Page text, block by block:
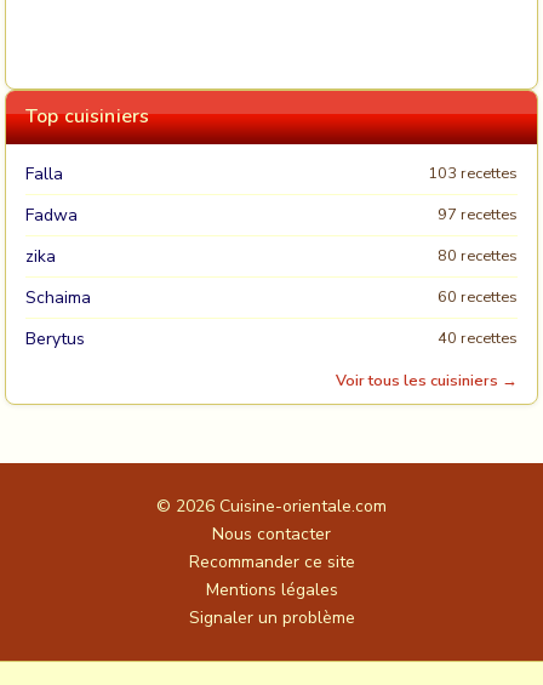
Top cuisiniers
Falla 103 recettes
Fadwa 97 recettes
zika 80 recettes
Schaima 60 recettes
Berytus
40 recettes
Voir tous les cuisiniers →
© 2026 Cuisine-orientale.com
Nous contacter
Recommander ce site
Mentions légales
Signaler un problème